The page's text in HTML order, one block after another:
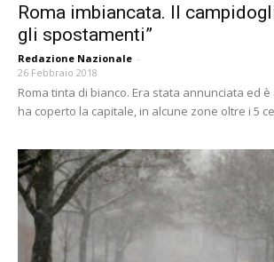
Roma imbiancata. Il
gli spostamenti”
Redazione Nazionale -
26 Febbraio 2018
Roma tinta di bianco. Era stata annunciata ed
ha coperto la capitale, in alcune zone oltre i 5